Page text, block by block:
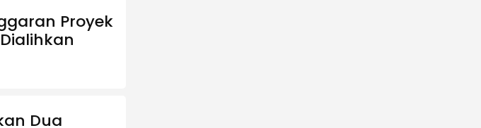
Proyek
Dua